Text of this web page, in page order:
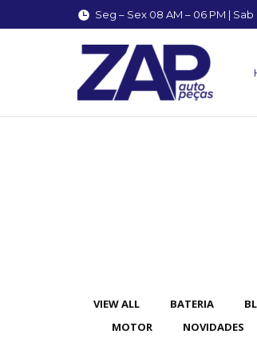
Seg – Sex 08 AM – 06 PM | Sab
VIEW ALL BATERIA
MOTOR
NOVIDADES